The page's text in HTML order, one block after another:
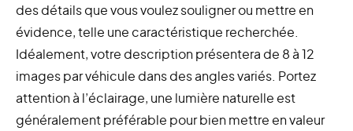
des détails que vous voulez souligner ou mettre en
évidence, telle une caractéristique recherchée.
Idéalement, votre description présentera de 8 à 12
images par véhicule dans des angles variés. Portez
attention à l’éclairage, une lumière naturelle est
généralement préférable pour bien mettre en valeur